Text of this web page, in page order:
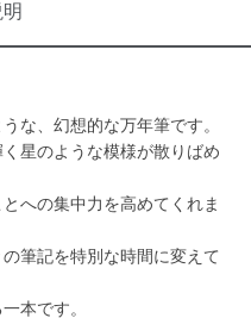
な、幻想的な万年筆です。
星のような模様が散りばめ
への集中力を高めてくれま
筆記を特別な時間に変えて
本です。